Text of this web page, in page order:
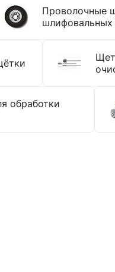
Проволочные
шлифовальных
обработки